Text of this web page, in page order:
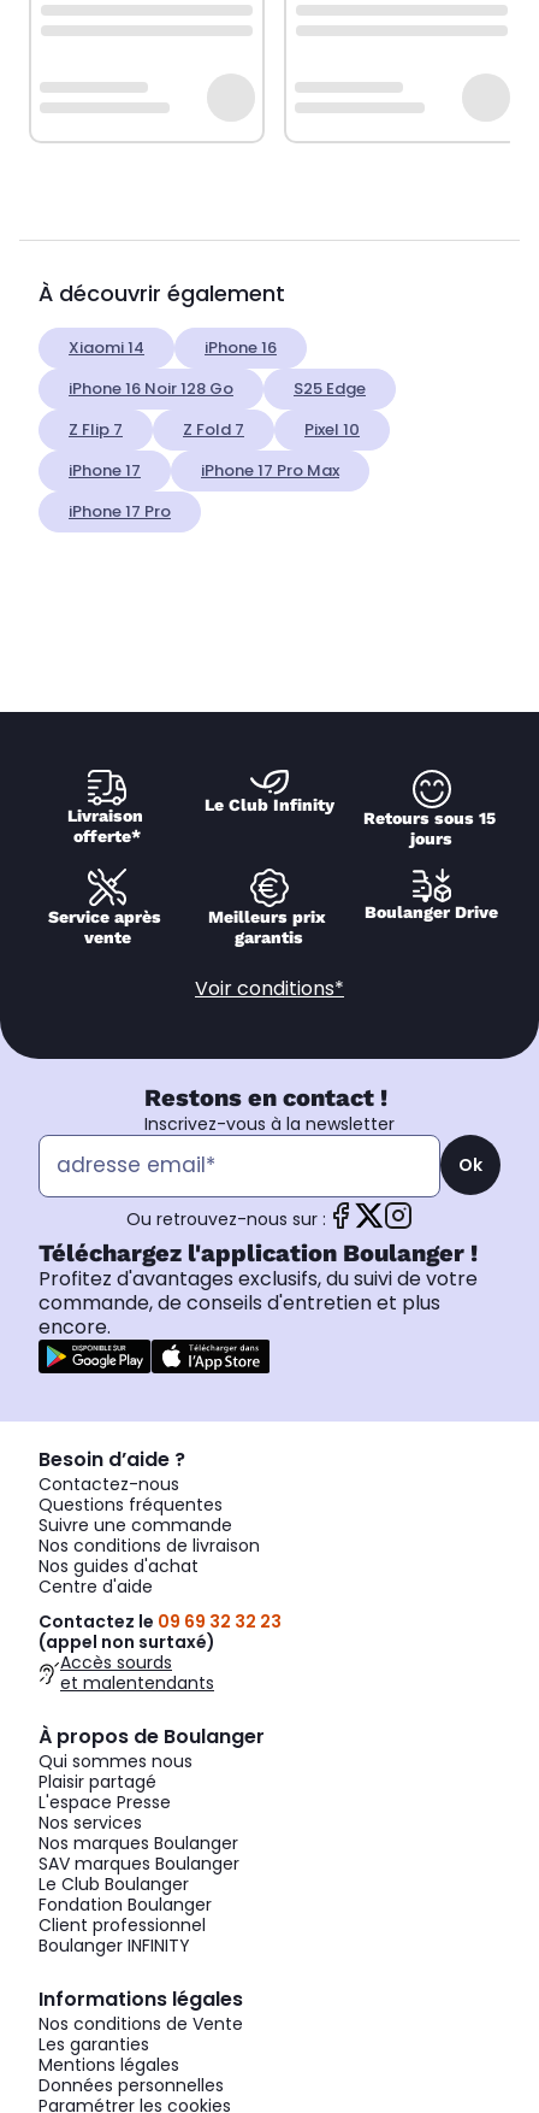
À découvrir également
Xiaomi 14
iPhone 16
iPhone 16 Noir 128 Go
S25 Edge
Z Flip 7
Z Fold 7
Pixel 10
iPhone 17
iPhone 17 Pro Max
iPhone 17 Pro
Livraison
offerte*
Le Club Infinity
Retours sous 15
jours
Service après
vente
Meilleurs prix
garantis
Boulanger Drive
Voir conditions*
Restons en contact !
Inscrivez-vous à la newsletter
Ok
Ou retrouvez-nous sur :
Téléchargez l'application Boulanger !
Profitez d'avantages exclusifs, du suivi de votre
commande, de conseils d'entretien et plus
encore.
Besoin d’aide ?
Contactez-nous
Questions fréquentes
Suivre une commande
Nos conditions de livraison
Nos guides d'achat
Centre d'aide
Contactez le 09 69 32 32 23
(appel non surtaxé)
Accès sourds
et malentendants
À propos de Boulanger
Qui sommes nous
Plaisir partagé
L'espace Presse
Nos services
Nos marques Boulanger
SAV marques Boulanger
Le Club Boulanger
Fondation Boulanger
Client professionnel
Boulanger INFINITY
Informations légales
Nos conditions de Vente
Les garanties
Mentions légales
Données personnelles
Paramétrer les cookies